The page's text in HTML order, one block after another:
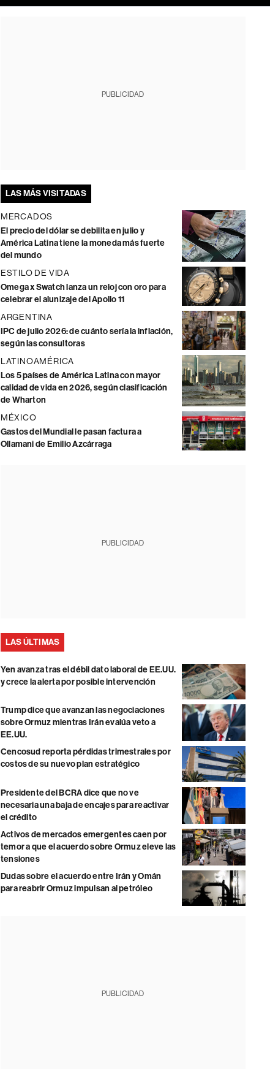
PUBLICIDAD
LAS MÁS VISITADAS
MERCADOS
El precio del dólar se debilita en julio y
América Latina tiene la moneda más fuerte
del mundo
ESTILO DE VIDA
Omega x Swatch lanza un reloj con oro para
celebrar el alunizaje del Apollo 11
ARGENTINA
IPC de julio 2026: de cuánto sería la inflación,
según las consultoras
LATINOAMÉRICA
Los 5 países de América Latina con mayor
calidad de vida en 2026, según clasificación
de Wharton
MÉXICO
Gastos del Mundial le pasan factura a
Ollamani de Emilio Azcárraga
PUBLICIDAD
LAS ÚLTIMAS
Yen avanza tras el débil dato laboral de EE.UU.
y crece la alerta por posible intervención
Trump dice que avanzan las negociaciones
sobre Ormuz mientras Irán evalúa veto a
EE.UU.
Cencosud reporta pérdidas trimestrales por
costos de su nuevo plan estratégico
Presidente del BCRA dice que no ve
necesaria una baja de encajes para reactivar
el crédito
Activos de mercados emergentes caen por
temor a que el acuerdo sobre Ormuz eleve las
tensiones
Dudas sobre el acuerdo entre Irán y Omán
para reabrir Ormuz impulsan al petróleo
PUBLICIDAD